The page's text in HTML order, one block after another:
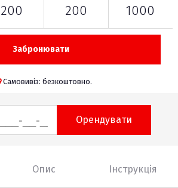
200 200 1000
Забронювати
Самовивіз: безкоштовно.
Орендувати
Опис Інструкція